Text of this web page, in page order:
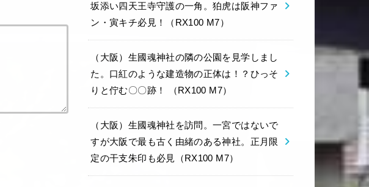
坂添い四天王寺守護の一角。狛虎は阪神ファ
ン・寅キチ必見！（RX100 M7）
（大阪）生國魂神社の隣の公園を見学しまし
た。口紅のような建造物の正体は！？ひっそ
りと佇む〇〇跡！ （RX100 M7）
（大阪）生國魂神社を訪問。一宮ではないで
すが大阪で最も古く由緒のある神社。正月限
定の干支朱印も必見（RX100 M7）